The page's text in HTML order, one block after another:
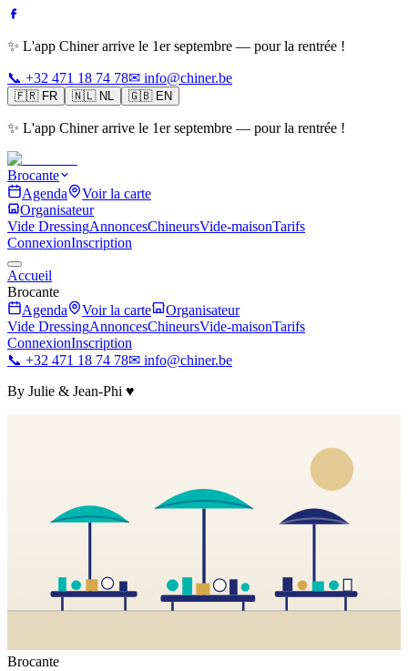
✨ L'app Chiner arrive le 1er septembre — pour la rentrée !
📞 +32 471 18 74 78✉ info@chiner.be
🇫🇷 FR 🇳🇱 NL 🇬🇧 EN
✨ L'app Chiner arrive le 1er septembre — pour la rentrée !
Brocante
Agenda
Voir la carte
Organisateur
Vide DressingAnnoncesChineursVide-maisonTarifs
ConnexionInscription
Accueil
Brocante
Agenda
Voir la carte
Organisateur
Vide DressingAnnoncesChineursVide-maisonTarifs
ConnexionInscription
📞 +32 471 18 74 78✉ info@chiner.be
By Julie & Jean-Phi ♥
Brocante